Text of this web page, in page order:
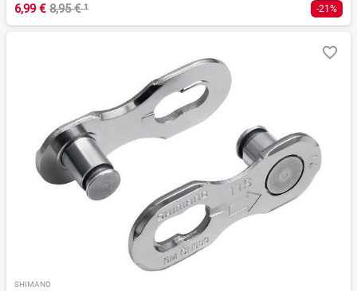
6,99 € 8,95 €¹ -21%
SHIMANO